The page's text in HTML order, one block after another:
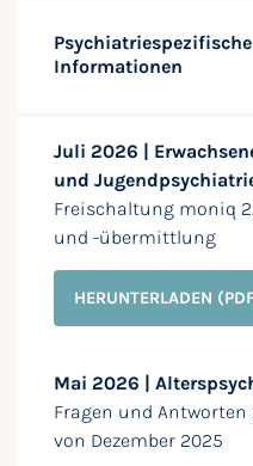
Informationen
Juli 2026 |
und
Freischaltung moniq
und -übermittlung
HERUNTERLADEN
Mai 2026 |
Fragen und
von Dezember 2025